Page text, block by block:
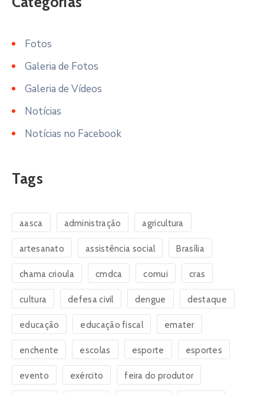
Fotos
Galeria de Fotos
Galeria de Vídeos
Notícias
Notícias no Facebook
Tags
aasca administração agricultura
artesanato assistência social Brasília
chama crioula cmdca comui cras
cultura defesa civil dengue destaque
educação educação fiscal emater
enchente escolas esporte esportes
evento exército feira do produtor